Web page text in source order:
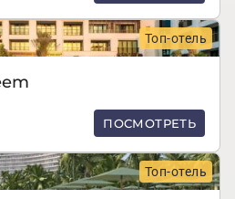
Топ-отель
ПОСМОТРЕТЬ
Топ-отель